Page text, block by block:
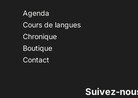
Agenda
Cours de langues
Chronique
Boutique
Contact
Suivez-